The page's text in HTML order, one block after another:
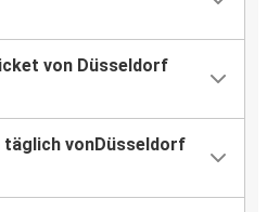
von Düsseldorf
täglich vonDüsseldorf